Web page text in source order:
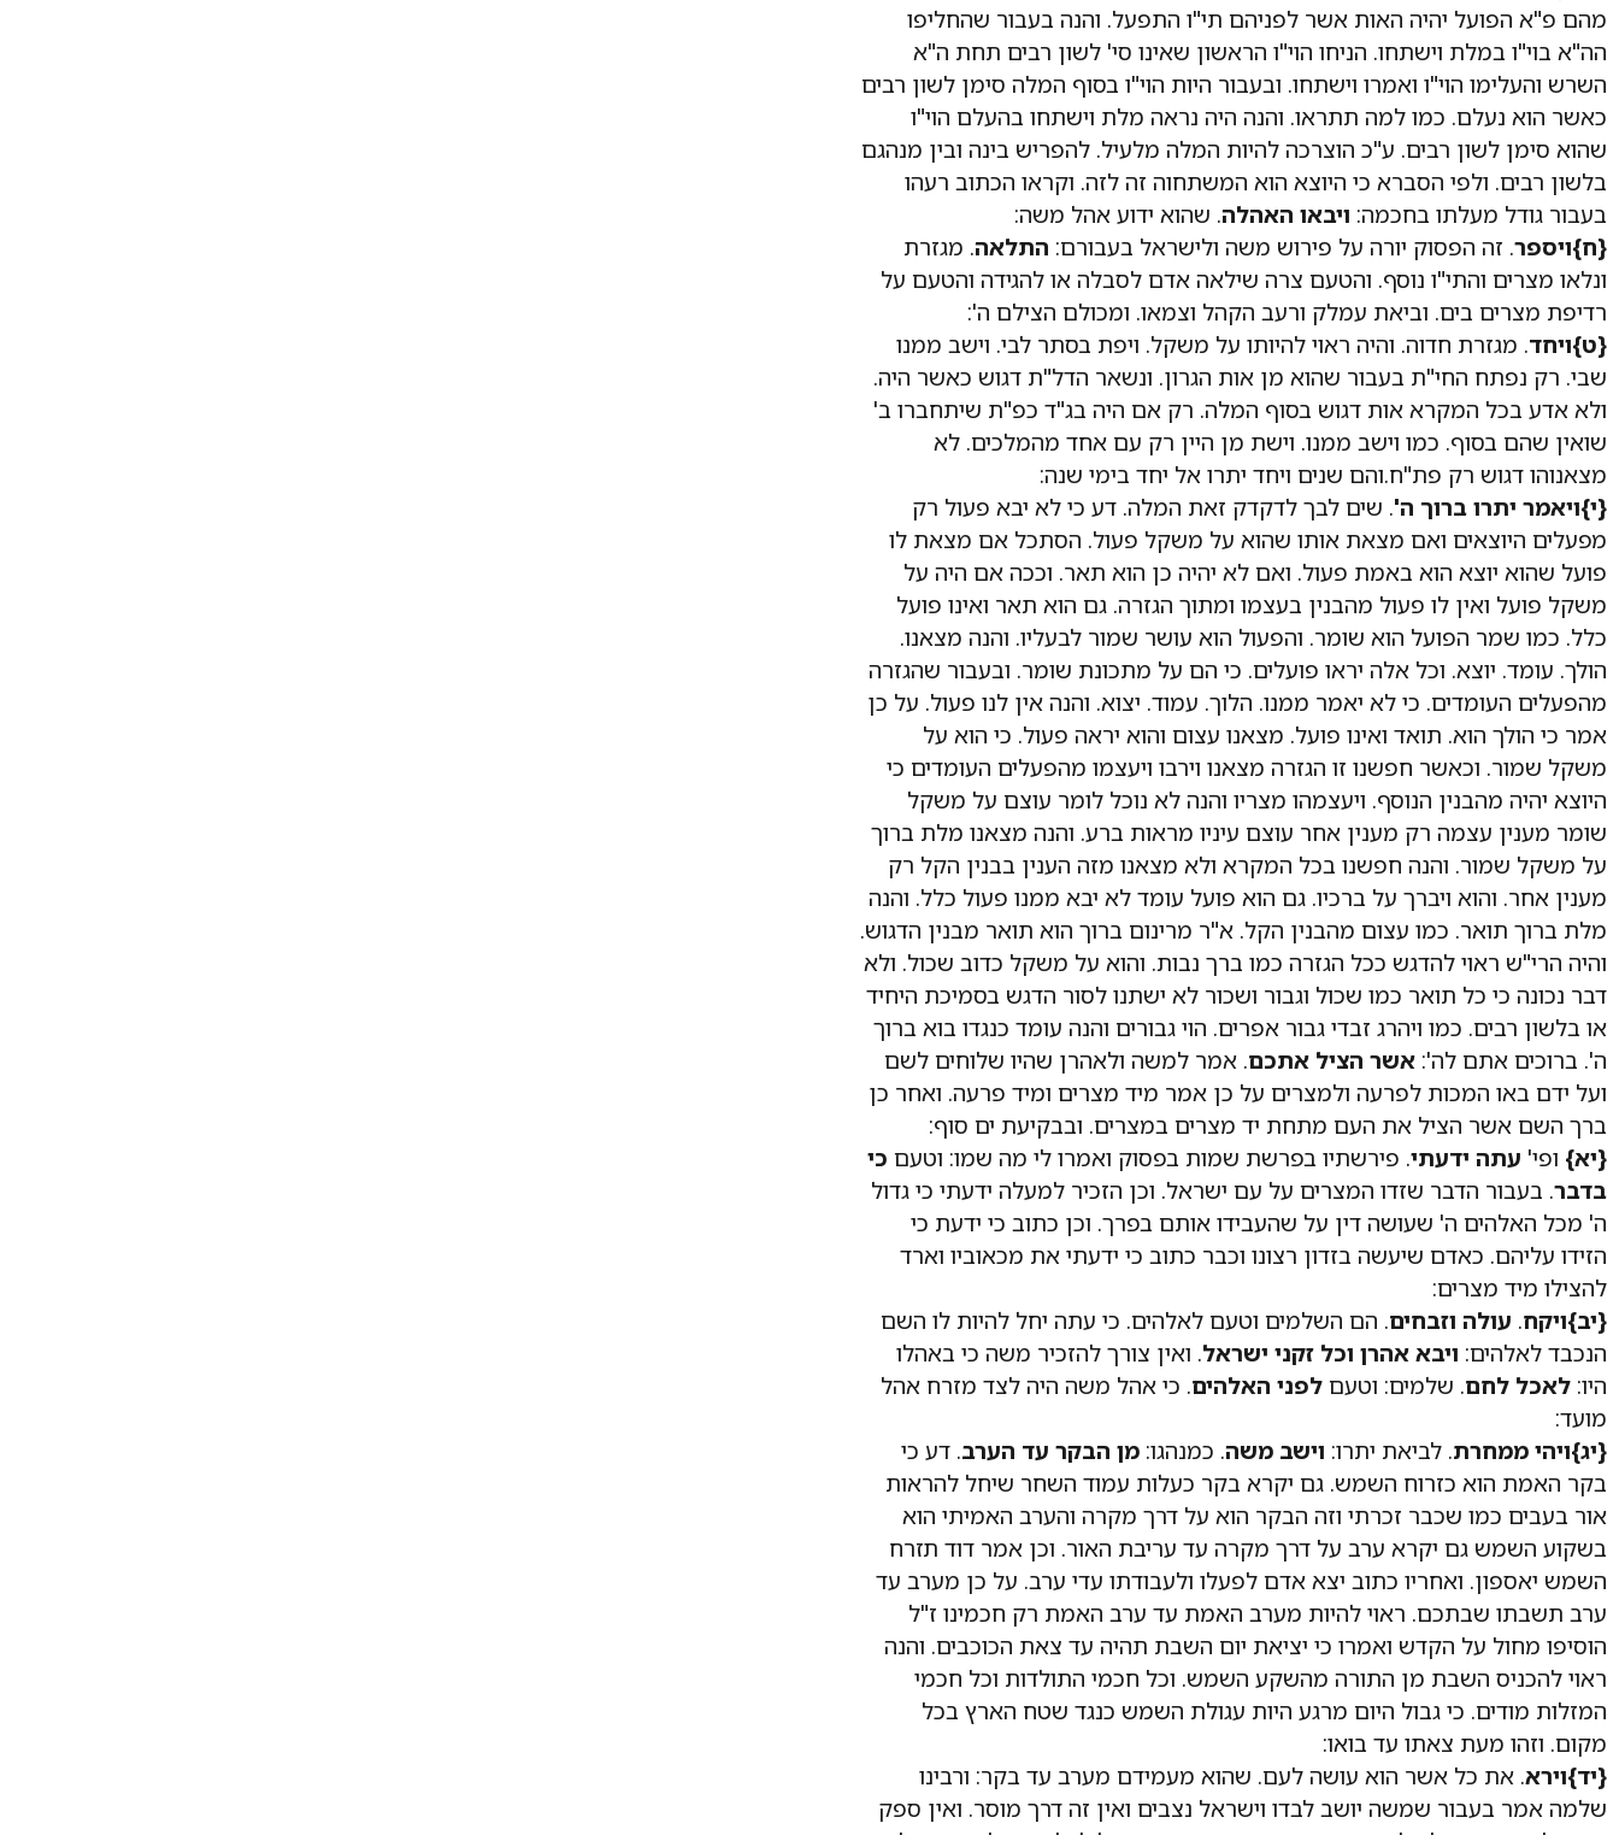
מהם פ"א הפועל יהיה האות אשר לפניהם תי"ו התפעל. והנה בעבור שהחליפו
הה"א בוי"ו במלת וישתחו. הניחו הוי"ו הראשון שאינו סי' לשון רבים תחת ה"א
השרש והעלימו הוי"ו ואמרו וישתחו. ובעבור היות הוי"ו בסוף המלה סימן לשון רבים
כאשר הוא נעלם. כמו למה תתראו. והנה היה נראה מלת וישתחו בהעלם הוי"ו
שהוא סימן לשון רבים. ע"כ הוצרכה להיות המלה מלעיל. להפריש בינה ובין מנהגם
בלשון רבים. ולפי הסברא כי היוצא הוא המשתחוה זה לזה. וקראו הכתוב רעהו
בעבור גודל מעלתו בחכמה: ויבאו האהלה. שהוא ידוע אהל משה:
{ח}ויספר. זה הפסוק יורה על פירוש משה ולישראל בעבורם: התלאה. מגזרת
ונלאו מצרים והתי"ו נוסף. והטעם צרה שילאה אדם לסבלה או להגידה והטעם על
רדיפת מצרים בים. וביאת עמלק ורעב הקהל וצמאו. ומכולם הצילם ה':
{ט}ויחד. מגזרת חדוה. והיה ראוי להיותו על משקל. ויפת בסתר לבי. וישב ממנו
שבי. רק נפתח החי"ת בעבור שהוא מן אות הגרון. ונשאר הדל"ת דגוש כאשר היה.
ולא אדע בכל המקרא אות דגוש בסוף המלה. רק אם היה בג"ד כפ"ת שיתחברו ב'
שואין שהם בסוף. כמו וישב ממנו. וישת מן היין רק עם אחד מהמלכים. לא
מצאנוהו דגוש רק פת"ח.והם שנים ויחד יתרו אל יחד בימי שנה:
{י}ויאמר יתרו ברוך ה'. שים לבך לדקדק זאת המלה. דע כי לא יבא פעול רק
מפעלים היוצאים ואם מצאת אותו שהוא על משקל פעול. הסתכל אם מצאת לו
פועל שהוא יוצא הוא באמת פעול. ואם לא יהיה כן הוא תאר. וככה אם היה על
משקל פועל ואין לו פעול מהבנין בעצמו ומתוך הגזרה. גם הוא תאר ואינו פועל
כלל. כמו שמר הפועל הוא שומר. והפעול הוא עושר שמור לבעליו. והנה מצאנו.
הולך. עומד. יוצא. וכל אלה יראו פועלים. כי הם על מתכונת שומר. ובעבור שהגזרה
מהפעלים העומדים. כי לא יאמר ממנו. הלוך. עמוד. יצוא. והנה אין לנו פעול. על כן
אמר כי הולך הוא. תואד ואינו פועל. מצאנו עצום והוא יראה פעול. כי הוא על
משקל שמור. וכאשר חפשנו זו הגזרה מצאנו וירבו ויעצמו מהפעלים העומדים כי
היוצא יהיה מהבנין הנוסף. ויעצמהו מצריו והנה לא נוכל לומר עוצם על משקל
שומר מענין עצמה רק מענין אחר עוצם עיניו מראות ברע. והנה מצאנו מלת ברוך
על משקל שמור. והנה חפשנו בכל המקרא ולא מצאנו מזה הענין בבנין הקל רק
מענין אחר. והוא ויברך על ברכיו. גם הוא פועל עומד לא יבא ממנו פעול כלל. והנה
מלת ברוך תואר. כמו עצום מהבנין הקל. א"ר מרינום ברוך הוא תואר מבנין הדגוש.
והיה הרי"ש ראוי להדגש ככל הגזרה כמו ברך נבות. והוא על משקל כדוב שכול. ולא
דבר נכונה כי כל תואר כמו שכול וגבור ושכור לא ישתנו לסור הדגש בסמיכת היחיד
או בלשון רבים. כמו ויהרג זבדי גבור אפרים. הוי גבורים והנה עומד כנגדו בוא ברוך
ה'. ברוכים אתם לה': אשר הציל אתכם. אמר למשה ולאהרן שהיו שלוחים לשם
ועל ידם באו המכות לפרעה ולמצרים על כן אמר מיד מצרים ומיד פרעה. ואחר כן
ברך השם אשר הציל את העם מתחת יד מצרים במצרים. ובבקיעת ים סוף:
{יא} ופי' עתה ידעתי. פירשתיו בפרשת שמות בפסוק ואמרו לי מה שמו: וטעם כי
בדבר. בעבור הדבר שזדו המצרים על עם ישראל. וכן הזכיר למעלה ידעתי כי גדול
ה' מכל האלהים ה' שעושה דין על שהעבידו אותם בפרך. וכן כתוב כי ידעת כי
הזידו עליהם. כאדם שיעשה בזדון רצונו וכבר כתוב כי ידעתי את מכאוביו וארד
להצילו מיד מצרים:
{יב}ויקח. עולה וזבחים. הם השלמים וטעם לאלהים. כי עתה יחל להיות לו השם
הנכבד לאלהים: ויבא אהרן וכל זקני ישראל. ואין צורך להזכיר משה כי באהלו
היו: לאכל לחם. שלמים: וטעם לפני האלהים. כי אהל משה היה לצד מזרח אהל
מועד:
{יג}ויהי ממחרת. לביאת יתרו: וישב משה. כמנהגו: מן הבקר עד הערב. דע כי
בקר האמת הוא כזרוח השמש. גם יקרא בקר כעלות עמוד השחר שיחל להראות
אור בעבים כמו שכבר זכרתי וזה הבקר הוא על דרך מקרה והערב האמיתי הוא
בשקוע השמש גם יקרא ערב על דרך מקרה עד עריבת האור. וכן אמר דוד תזרח
השמש יאספון. ואחריו כתוב יצא אדם לפעלו ולעבודתו עדי ערב. על כן מערב עד
ערב תשבתו שבתכם. ראוי להיות מערב האמת עד ערב האמת רק חכמינו ז"ל
הוסיפו מחול על הקדש ואמרו כי יציאת יום השבת תהיה עד צאת הכוכבים. והנה
ראוי להכניס השבת מן התורה מהשקע השמש. וכל חכמי התולדות וכל חכמי
המזלות מודים. כי גבול היום מרגע היות עגולת השמש כנגד שטח הארץ בכל
מקום. וזהו מעת צאתו עד בואו:
{יד}וירא. את כל אשר הוא עושה לעם. שהוא מעמידם מערב עד בקר: ורבינו
שלמה אמר בעבור שמשה יושב לבדו וישראל נצבים ואין זה דרך מוסר. ואין ספק